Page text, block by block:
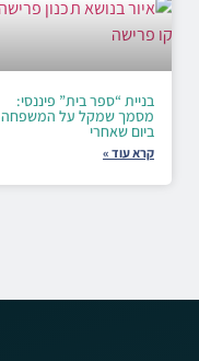
בניית “ספר בית” פיננסי:
מסמך שמקל על המשפחה
ביום שאחרי
קרא עוד »